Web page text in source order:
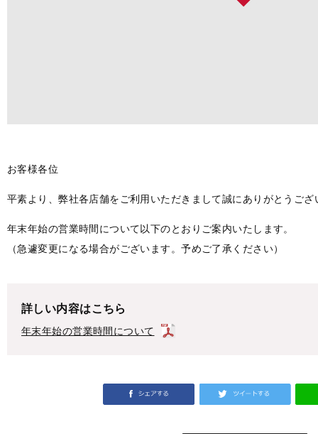
お客様各位
平素より、弊社各店舗をご利用いただきまして誠にありがとうござ
年末年始の営業時間について以下のとおりご案内いたします。
（急遽変更になる場合がございます。予めご了承ください）
詳しい内容はこちら
年末年始の営業時間について